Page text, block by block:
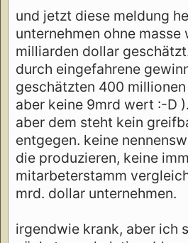
und jetzt diese meldung
unternehmen ohne masse
milliarden dollar
durch eingefahrene
geschätzten 400
aber keine 9mrd wert :-D ).
aber dem steht kein
entgegen. keine
die produzieren, keine
mitarbeterstamm
mrd. dollar unternehmen.
irgendwie krank, aber ich